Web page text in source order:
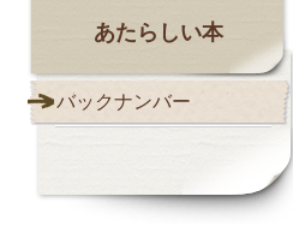
あたらしい本
バックナンバー